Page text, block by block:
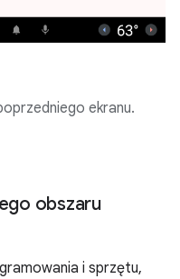
ekranu.
obszaru
i sprzętu,